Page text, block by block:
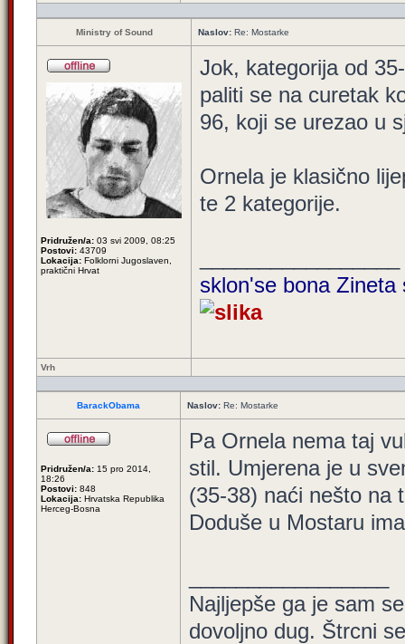
Ministry of Sound Naslov: Re: Mostarke
Pridružen/a: 03 svi 2009, 08:25
Postovi: 43709
Lokacija: Folklorni Jugoslaven,
praktični Hrvat
Jok, kategorija od
paliti se na curetak
96, koji se urezao u
Ornela je klasično
te 2 kategorije.
sklon'se bona
Vrh
BarackObama Naslov: Re: Mostarke
Pridružen/a: 15 pro 2014,
18:26
Postovi: 848
Lokacija: Hrvatska Republika
Herceg-Bosna
Pa Ornela nema taj
stil. Umjerena je u
(35-38) naći nešto na
Doduše u Mostaru
Najljepše ga je sam
dovoljno dug. Štrcni